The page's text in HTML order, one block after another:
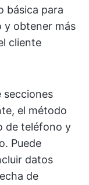
básica para
y obtener más
cliente
secciones
el método
de teléfono y
Puede
datos
de